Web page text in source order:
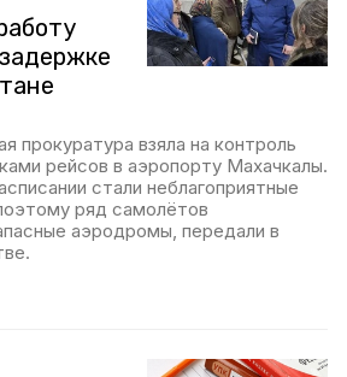
прокуратура взяла на контроль
рейсов в аэропорту Махачкалы.
стали неблагоприятные
ряд самолётов
аэродромы, передали в